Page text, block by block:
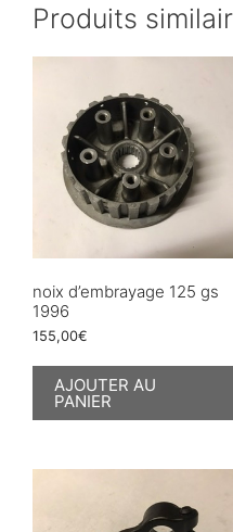
Produits
noix d’embrayage 125 gs
1996
155,00€
AJOUTER AU
PANIER